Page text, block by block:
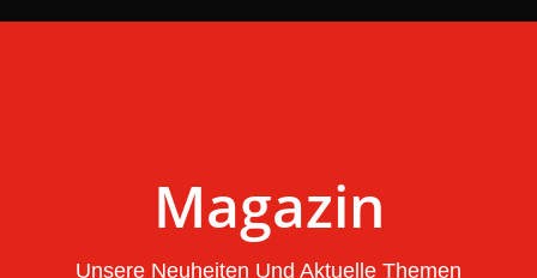
Magazin
Unsere Neuheiten Und Aktuelle Themen